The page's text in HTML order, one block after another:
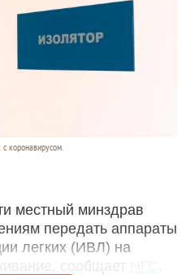
коронавирусом.
местный минздрав
передать аппараты
легких (ИВЛ) на
сообщает НГС